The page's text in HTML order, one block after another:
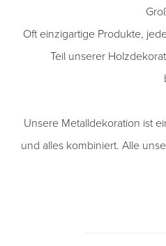
Oft einzigartige Produkte,
Teil unserer
Unsere Metalldekoration ist
und alles kombiniert. Alle